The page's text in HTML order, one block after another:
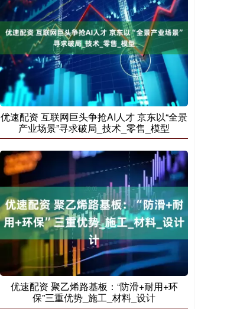
优速配资 互联网巨头争抢AI人才 京东以“全景
产业场景”寻求破局_技术_零售_模型
优速配资 聚乙烯路基板：“防滑+耐用+环
保”三重优势_施工_材料_设计